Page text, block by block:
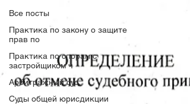
Все посты
Практика по закону о защите
прав по
Практика по спорам с
застройщиком ч
Арбитражный суд
Суды общей юрисдикции